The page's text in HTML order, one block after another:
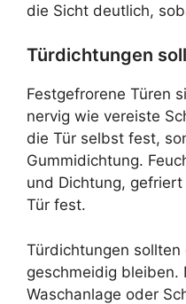
die Sicht deutlich,
Türdichtungen
Festgefrorene Türen
nervig wie vereiste
die Tür selbst fest,
Gummidichtung.
und Dichtung,
Tür fest.
Türdichtungen
geschmeidig bleiben.
Waschanlage oder